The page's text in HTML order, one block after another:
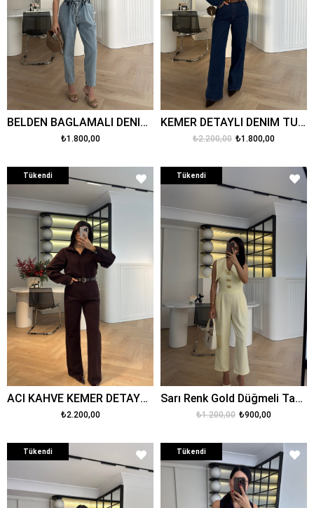
BELDEN BAĞLAMALI DENİM TULUM MAVİ
₺1.800,00
KEMER DETAYLI DENİM TULUM MAVİ
₺1.800,00
₺2.200,00
Tükendi
ACI KAHVE KEMER DETAYLI DENİM TULUM
₺2.200,00
Tükendi
Sarı Renk Gold Düğmeli Tasarım Tulum
₺900,00
₺1.200,00
Tükendi Tükendi